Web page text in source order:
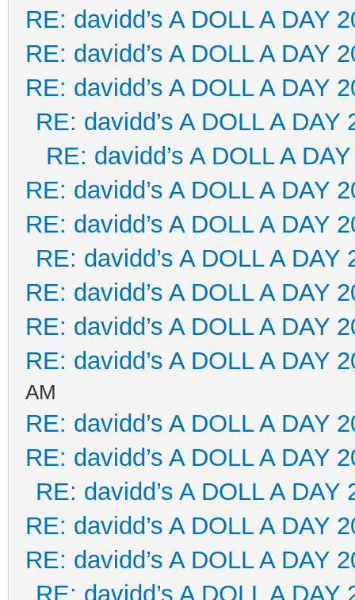
RE: davidd’s A DOLL A DAY
RE: davidd’s A DOLL A DAY
RE: davidd’s A DOLL A DAY
RE: davidd’s A DOLL A DAY
RE: davidd’s A DOLL A
RE: davidd’s A DOLL A DAY
RE: davidd’s A DOLL A DAY
RE: davidd’s A DOLL A DAY
RE: davidd’s A DOLL A DAY
RE: davidd’s A DOLL A DAY
RE: davidd’s A DOLL A DAY
AM
RE: davidd’s A DOLL A DAY
RE: davidd’s A DOLL A DAY
RE: davidd’s A DOLL A DAY
RE: davidd’s A DOLL A DAY
RE: davidd’s A DOLL A DAY
RE: davidd’s A DOLL A DAY